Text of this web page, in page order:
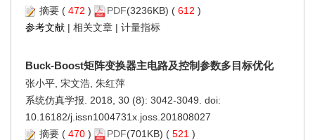
摘要 ( 472 ) PDF(3236KB) ( 612 )
参考文献 | 相关文章 | 计量指标
Buck-Boost矩阵变换器主电路及控制参数多目标优化
张小平, 宋文浩, 朱红萍
系统仿真学报. 2018, 30 (8): 3042-3049. doi:
10.16182/j.issn1004731x.joss.201808027
摘要 ( 470 ) PDF(701KB) ( 521 )